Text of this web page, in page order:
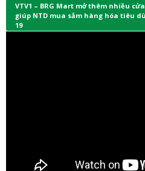
VTV1 – BRG Mart mở thêm nhiều
giúp NTD mua sắm hàng hóa tiêu
19